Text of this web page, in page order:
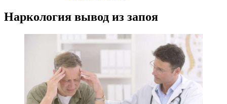
Наркология вывод из запоя